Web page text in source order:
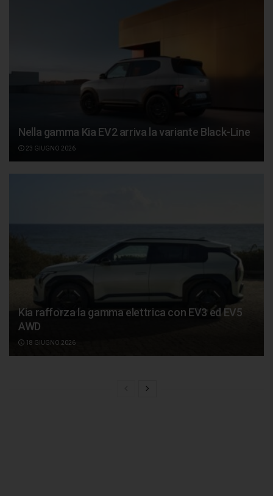
Nella gamma Kia EV2 arriva la variante Black-Line
23 GIUGNO 2026
Kia rafforza la gamma elettrica con EV3 ed EV5
AWD
18 GIUGNO 2026